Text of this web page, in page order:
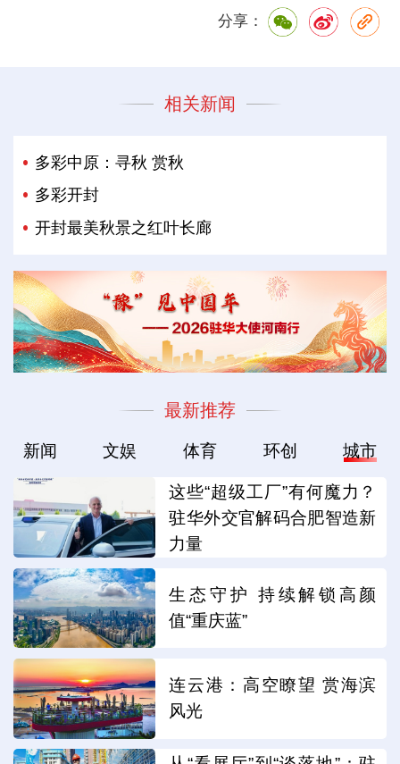
分享：
相关新闻
多彩中原：寻秋 赏秋
多彩开封
开封最美秋景之红叶长廊
最新推荐
新闻 文娱 体育 环创 城市
这些“超级工厂”有何魔力？
驻华外交官解码合肥智造新
力量
生态守护 持续解锁高颜
值“重庆蓝”
连云港：高空瞭望 赏海滨
风光